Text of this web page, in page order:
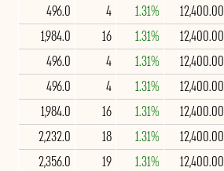
12,400.00
1.31%
4
496.0
12,400.00
1.31%
16
1,984.0
12,400.00
1.31%
4
496.0
12,400.00
1.31%
4
496.0
12,400.00
1.31%
16
1,984.0
12,400.00
1.31%
18
2,232.0
12,400.00
1.31%
19
2,356.0